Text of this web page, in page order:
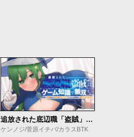
追放された底辺職「盗賊」はゲーム知識で無双する。一緒に召喚された先生も外れジョブだったけど効率的に成り上がります
ケンノジ/菅原イチバ/カラスBTK